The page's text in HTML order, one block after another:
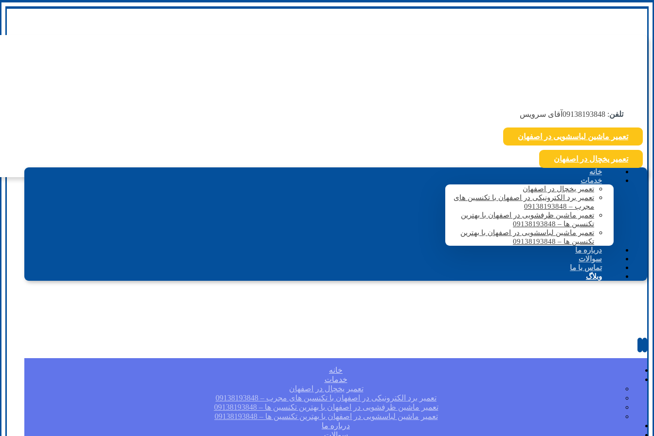
تلفن: 09138193848 آقای سرویس
تعمیر ماشین لباسشویی در اصفهان
تعمیر یخچال در اصفهان
خانه
خدمات
تعمیر یخچال در اصفهان
تعمیر برد الکترونیکی در اصفهان با تکنسین های
مجرب – 09138193848
تعمیر ماشین ظرفشویی در اصفهان با بهترین
تکنسین ها – 09138193848
تعمیر ماشین لباسشویی در اصفهان با بهترین
تکنسین ها – 09138193848
درباره ما
سوالات
تماس با ما
وبلاگ
خانه
خدمات
تعمیر یخچال در اصفهان
تعمیر برد الکترونیکی در اصفهان با تکنسین های مجرب – 09138193848
تعمیر ماشین ظرفشویی در اصفهان با بهترین تکنسین ها – 09138193848
تعمیر ماشین لباسشویی در اصفهان با بهترین تکنسین ها – 09138193848
درباره ما